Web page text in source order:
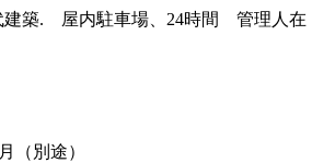
建築. 屋内駐車場、24時間 管理人在
（別途）